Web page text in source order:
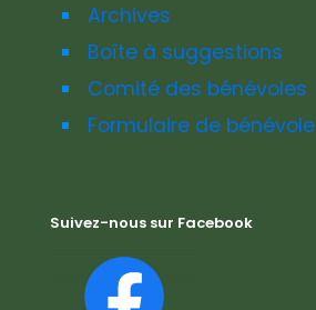
Archives
Boîte à suggestions
Comité des bénévoles
Formulaire de bénévole
Suivez-nous sur Facebook